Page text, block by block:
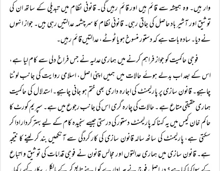
وار ہیں۔ وہ ہمیشہ سے قائم ہیں اور قائم رہیں گی۔ قانونی نظام میں تبدیلی کے ساتھ ان کی
توثیق اور آشیر باد حاصل کی جاتی رہی۔ قانونی نظام کا سرچشمہ عدالتیں رہی ہیں۔ جواز انہوں
نے دیا۔ سادہ بات ہے کہ دستور منسوخ ہو یا ٹوٹے، عدالتیں قائم رہیں۔
فوجی حاکمیت کو جواز فراہم کرنے میں ہماری عدلیہ نے جس فراخ دلی سے کام لیا ہے،
اس کے بعد اب بدلے ہوئے حالات میں ہمیں اپنی اصل، اسلامی روایت کی جانب لوٹنا
چاہیے۔ قانون سازی پر پارلیمنٹ کی اجارہ داری بھی ختم ہو جانی چاہیے۔ استدلال کی حاکمیت
ہماری حقیقی متاع ہے ۔ حالات کی چارہ گری اس کی جانب رجوع میں ہے۔ سپریم کورٹ کا
حاکم خان کیس میں یہ کہنا کہ پارلیمنٹ دستور کی درستی جیسے سنجیدہ کام کے لیے بہتر کردار ادا کر
سکتی ہے، پارلیمنٹ کی ساٹھ سالہ قانون سازی کی کار کردگی سے آنکھیں بند کر لینے کا نتیجہ
ہے۔ قانون سازی میں ہماری عدالتوں اور مجالس قانون نے فوجی قدامات کی توثیق و اتباع